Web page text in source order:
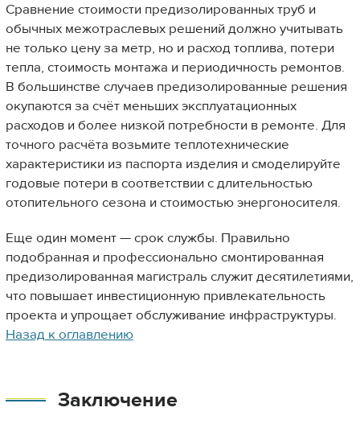
Сравнение стоимости предизолированных труб и
обычных межотраслевых решений должно учитывать
не только цену за метр, но и расход топлива, потери
тепла, стоимость монтажа и периодичность ремонтов.
В большинстве случаев предизолированные решения
окупаются за счёт меньших эксплуатационных
расходов и более низкой потребности в ремонте. Для
точного расчёта возьмите теплотехнические
характеристики из паспорта изделия и смоделируйте
годовые потери в соответствии с длительностью
отопительного сезона и стоимостью энергоносителя.
Еще один момент — срок службы. Правильно
подобранная и профессионально смонтированная
предизолированная магистраль служит десятилетиями,
что повышает инвестиционную привлекательность
проекта и упрощает обслуживание инфраструктуры.
Назад к оглавлению
Заключение